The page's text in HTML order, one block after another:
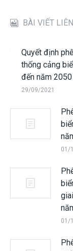
BÀI VIẾT
Quyết định
thống cảng
đến năm 2050
29/09/2021
01/
01/